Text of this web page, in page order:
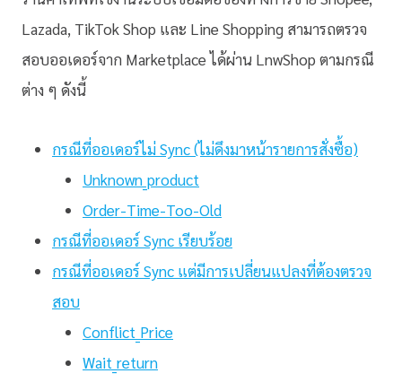
Lazada, TikTok Shop และ Line Shopping สามารถตรวจ
สอบออเดอร์จาก Marketplace ได้ผ่าน LnwShop ตามกรณี
ต่าง ๆ ดังนี้
กรณีที่ออเดอร์ไม่ Sync (ไม่ดึงมาหน้ารายการสั่งซื้อ)
Unknown_product
Order-Time-Too-Old
กรณีที่ออเดอร์ Sync เรียบร้อย
กรณีที่ออเดอร์ Sync แต่มีการเปลี่ยนแปลงที่ต้องตรวจ
สอบ
Conflict_Price
Wait_return